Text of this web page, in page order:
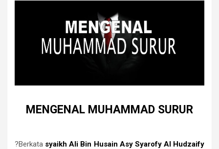
MENGENAL MUHAMMAD SURUR
?Berkata syaikh Ali Bin Husain Asy Syarofy Al Hudzaify